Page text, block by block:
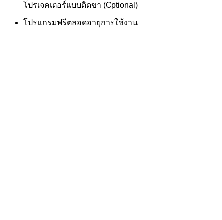
โปรเจคเตอร์แบบติดขา (Optional)
โปรแกรมฟรีตลอดอายุการใช้งาน